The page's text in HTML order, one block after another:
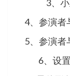
3、
4、参演者
5、参演者
6、设